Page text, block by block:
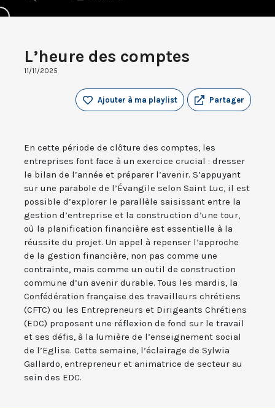
L’heure des comptes
11/11/2025
Partager
Ajouter à ma playlist
En cette période de clôture des comptes, les
entreprises font face à un exercice crucial : dresser
le bilan de l’année et préparer l’avenir. S’appuyant
sur une parabole de l’Évangile selon Saint Luc, il est
possible d’explorer le parallèle saisissant entre la
gestion d’entreprise et la construction d’une tour,
où la planification financière est essentielle à la
réussite du projet. Un appel à repenser l’approche
de la gestion financière, non pas comme une
contrainte, mais comme un outil de construction
commune d’un avenir durable. Tous les mardis, la
Confédération française des travailleurs chrétiens
(CFTC) ou les Entrepreneurs et Dirigeants Chrétiens
(EDC) proposent une réflexion de fond sur le travail
et ses défis, à la lumière de l’enseignement social
de l’Eglise. Cette semaine, l’éclairage de Sylwia
Gallardo, entrepreneur et animatrice de secteur au
sein des EDC.